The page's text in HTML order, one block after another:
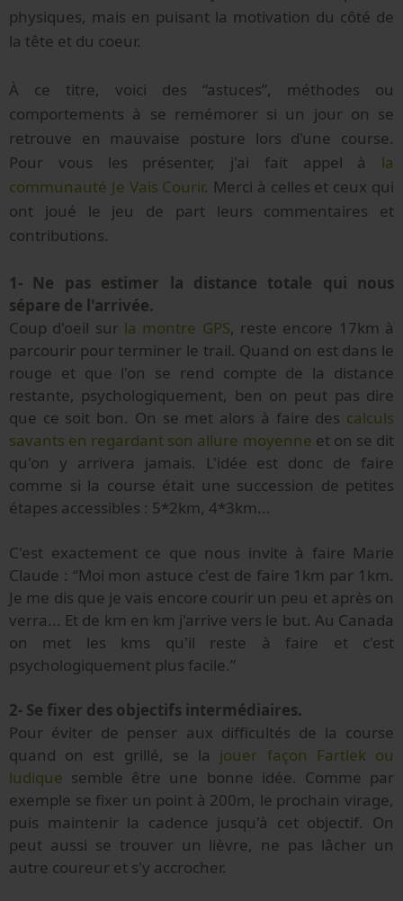
physiques, mais en puisant la motivation du côté de
la tête et du coeur.
À ce titre, voici des “astuces”, méthodes ou
comportements à se remémorer si un jour on se
retrouve en mauvaise posture lors d'une course.
Pour vous les présenter, j'ai fait appel à la
communauté Je Vais Courir. Merci à celles et ceux qui
ont joué le jeu de part leurs commentaires et
contributions.
1- Ne pas estimer la distance totale qui nous
sépare de l'arrivée.
Coup d'oeil sur la montre GPS, reste encore 17km à
parcourir pour terminer le trail. Quand on est dans le
rouge et que l'on se rend compte de la distance
restante, psychologiquement, ben on peut pas dire
que ce soit bon. On se met alors à faire des calculs
savants en regardant son allure moyenne et on se dit
qu'on y arrivera jamais. L'idée est donc de faire
comme si la course était une succession de petites
étapes accessibles : 5*2km, 4*3km...
C'est exactement ce que nous invite à faire Marie
Claude : “Moi mon astuce c'est de faire 1km par 1km.
Je me dis que je vais encore courir un peu et après on
verra... Et de km en km j'arrive vers le but. Au Canada
on met les kms qu'il reste à faire et c'est
psychologiquement plus facile.”
2- Se fixer des objectifs intermédiaires.
Pour éviter de penser aux difficultés de la course
quand on est grillé, se la jouer façon Fartlek ou
ludique semble être une bonne idée. Comme par
exemple se fixer un point à 200m, le prochain virage,
puis maintenir la cadence jusqu'à cet objectif. On
peut aussi se trouver un lièvre, ne pas lâcher un
autre coureur et s'y accrocher.